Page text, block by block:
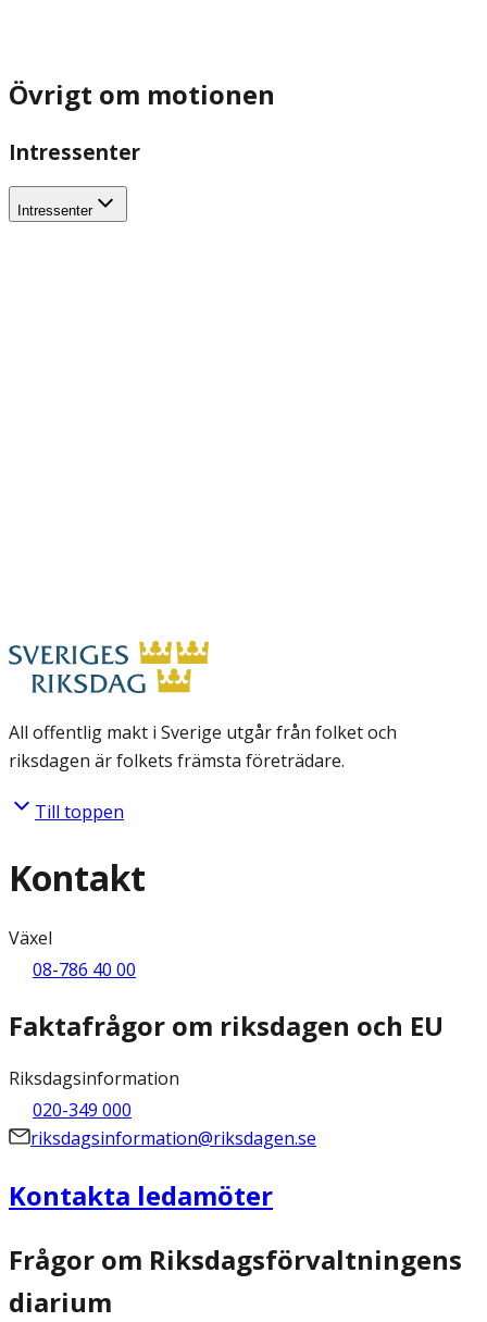
Övrigt om motionen
Intressenter
Intressenter
All offentlig makt i Sverige utgår från folket och
riksdagen är folkets främsta företrädare.
Till toppen
Kontakt
Växel
08-786 40 00
Faktafrågor om riksdagen och EU
Riksdagsinformation
020-349 000
riksdagsinformation@riksdagen.se
Kontakta ledamöter
Frågor om Riksdagsförvaltningens
diarium